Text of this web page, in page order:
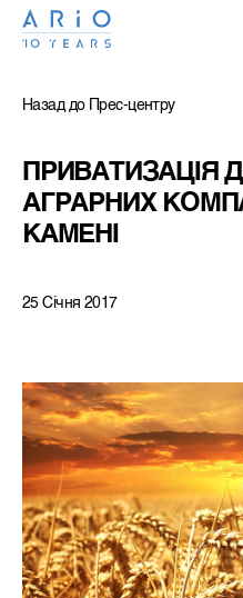
Назад до Прес-центру
ПРИВАТИЗАЦІЯ
АГРАРНИХ
КАМЕНІ
25 Січня 2017